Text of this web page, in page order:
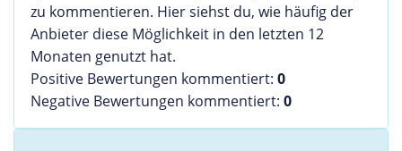
zu kommentieren. Hier siehst du, wie häufig der
Anbieter diese Möglichkeit in den letzten 12
Monaten genutzt hat.
Positive Bewertungen kommentiert: 0
Negative Bewertungen kommentiert: 0